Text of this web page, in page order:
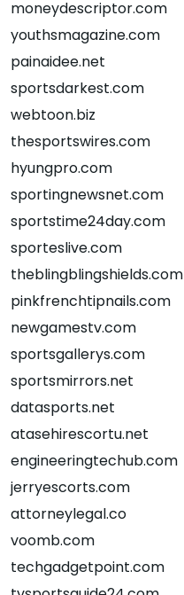
moneydescriptor.com
youthsmagazine.com
painaidee.net
sportsdarkest.com
webtoon.biz
thesportswires.com
hyungpro.com
sportingnewsnet.com
sportstime24day.com
sporteslive.com
theblingblingshields.com
pinkfrenchtipnails.com
newgamestv.com
sportsgallerys.com
sportsmirrors.net
datasports.net
atasehirescortu.net
engineeringtechub.com
jerryescorts.com
attorneylegal.co
voomb.com
techgadgetpoint.com